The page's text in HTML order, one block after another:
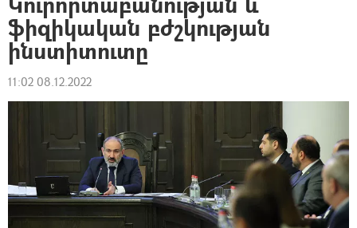
ֆիզիկական բժշկության
ինստիտուտը
11:02 08.12.2022